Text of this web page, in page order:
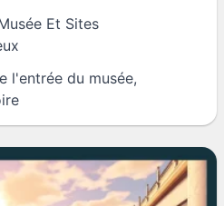
Et Sites
l'entrée du musée,